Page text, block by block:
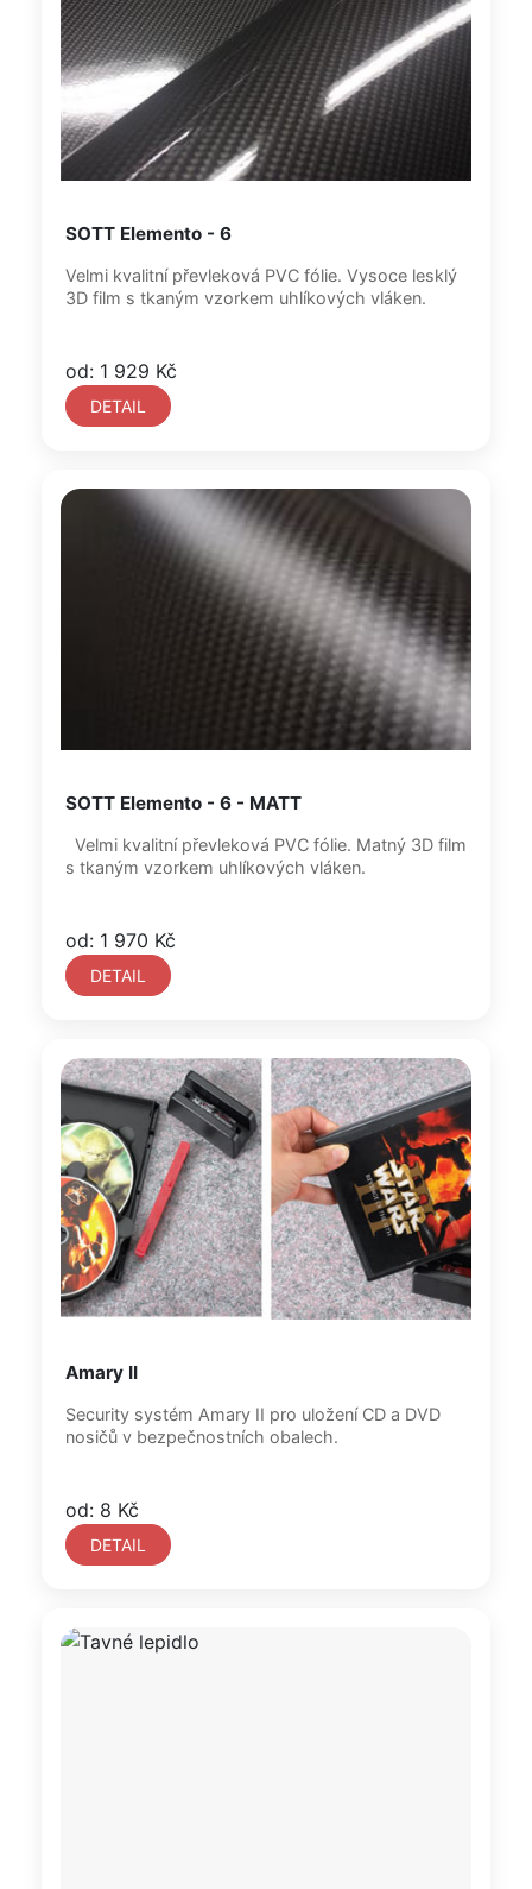
SOTT Elemento - 6
Velmi kvalitní převleková PVC fólie. Vysoce lesklý
3D film s tkaným vzorkem uhlíkových vláken.
od: 1 929 Kč
DETAIL
SOTT Elemento - 6 - MATT
s tkaným vzorkem uhlíkových vláken.
od: 1 970 Kč
DETAIL
Amary II
Security systém Amary II pro uložení CD a DVD
nosičů v bezpečnostních obalech.
od: 8 Kč
DETAIL